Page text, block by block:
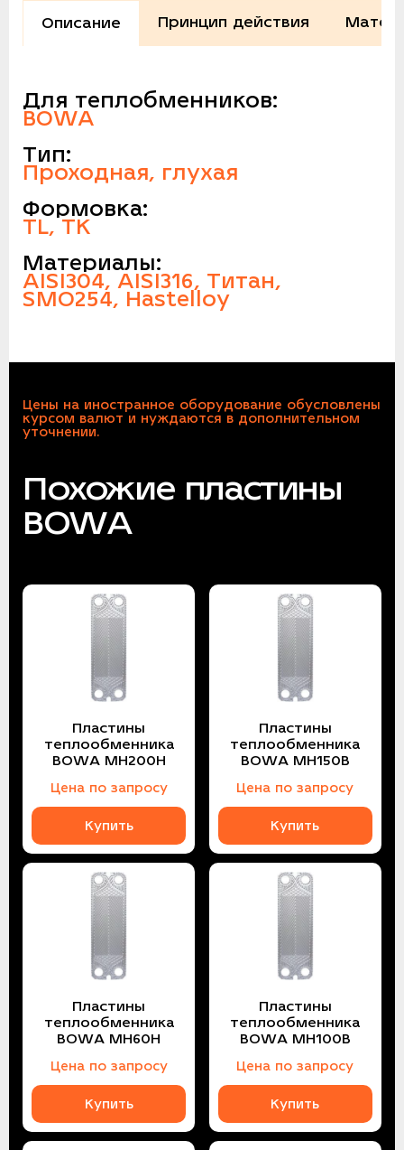
Описание Принцип действия
Для теплобменников:
BOWA
Тип:
Проходная, глухая
Формовка:
TL, TK
Материалы:
AISI304, AISI316, Титан,
SMO254, Hastelloy
Цены на иностранное оборудование обусловлены
курсом валют и нуждаются в дополнительном
уточнении.
Похожие пластины
BOWA
Пластины
теплообменника
BOWA MH200H
Цена по запросу
Купить
Пластины
теплообменника
BOWA MH150B
Цена по запросу
Купить
Пластины
теплообменника
BOWA MH60H
Цена по запросу
Купить
Пластины
теплообменника
BOWA MH100B
Цена по запросу
Купить